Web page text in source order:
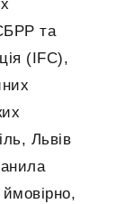
та
(IFC),
Львів